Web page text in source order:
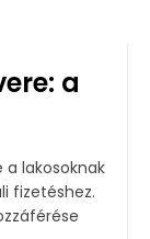
a
lakosoknak
fizetéshez.